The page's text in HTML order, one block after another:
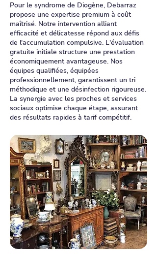
Pour le syndrome de Diogène, Debarraz
propose une expertise premium à coût
maîtrisé. Notre intervention alliant
efficacité et délicatesse répond aux défis
de l'accumulation compulsive. L'évaluation
gratuite initiale structure une prestation
économiquement avantageuse. Nos
équipes qualifiées, équipées
professionnellement, garantissent un tri
méthodique et une désinfection rigoureuse.
La synergie avec les proches et services
sociaux optimise chaque étape, assurant
des résultats rapides à tarif compétitif.